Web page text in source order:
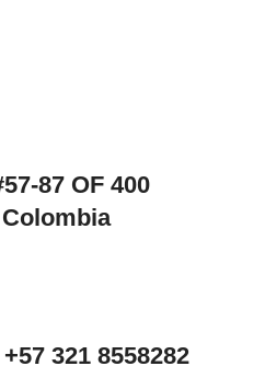
87 OF 400
321 8558282